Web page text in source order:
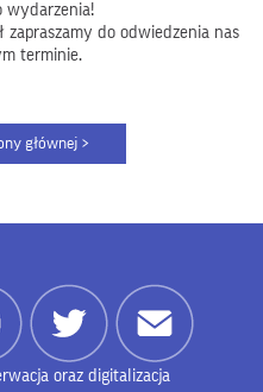
wydarzenia!
zapraszamy do odwiedzenia nas
terminie.
oraz digitalizacja